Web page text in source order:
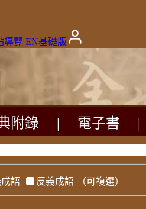
導覽 EN基礎版
附錄 電子書
語 反義成語 （可複選）